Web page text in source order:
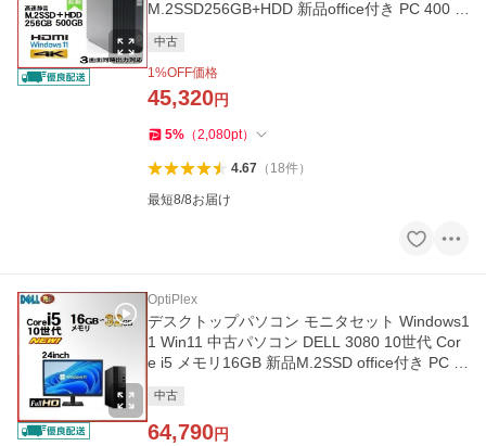
M.2SSD256GB+HDD 新品office付き PC 400 G
中古
1%OFF価格
45,320円
5% （2,080pt）
4.67（ 18件）
最短8/8お届け
OptiPlex
デスクトップパソコン モニタセット Windows1
1 Win11 中古パソコン DELL 3080 10世代 Cor
e i5 メモリ16GB 新品M.2SSD office付き PC 0
中古
64,790円